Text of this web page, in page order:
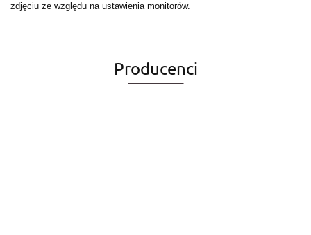
zdjęciu ze względu na ustawienia monitorów.
Producenci